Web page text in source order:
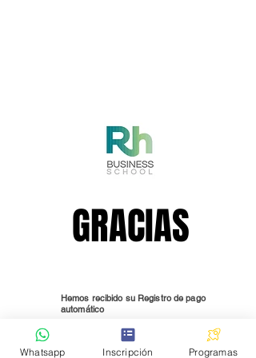
GRACIAS
GRACIAS
Hemos recibido su Registro de pago
automático
Whatsapp Inscripción Programas